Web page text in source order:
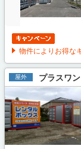
物件によりお得な
屋外 プラスワ